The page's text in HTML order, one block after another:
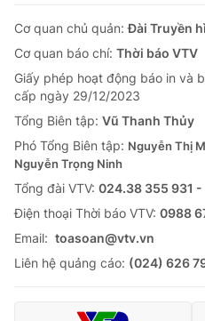
Cơ quan chủ quản:Đài Truyền
Cơ quan báo chí: Thời báo VTV
Giấy phép hoạt động báo in và
cấp ngày 29/12/2023
Tổng Biên tập: Vũ Thanh Thủy
Phó Tổng Biên tập: Nguyễn Thị
Nguyễn Trọng Ninh
Tổng đài VTV: 024.38 355 931
Ðiện thoại Thời báo VTV: 0988
Email: toasoan@vtv.vn
Liên hệ quảng cáo: (024) 626